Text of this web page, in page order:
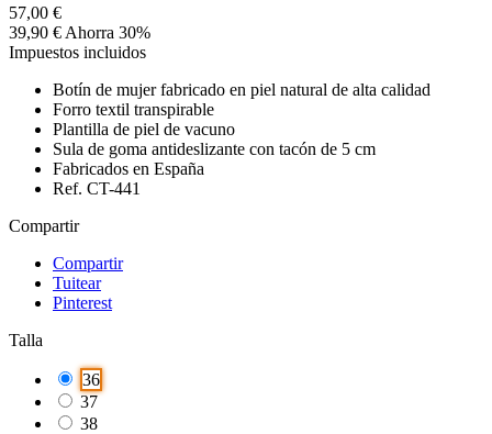
57,00 €
39,90 € Ahorra 30%
Impuestos incluidos
Botín de mujer fabricado en piel natural de alta calidad
Forro textil transpirable
Plantilla de piel de vacuno
Sula de goma antideslizante con tacón de 5 cm
Fabricados en España
Ref. CT-441
Compartir
Compartir
Tuitear
Pinterest
Talla
36
37
38